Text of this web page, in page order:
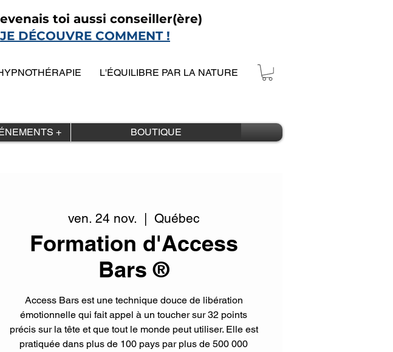
toi aussi conseiller(ère)
JE DÉCOUVRE COMMENT !
L'ÉQUILIBRE PAR LA NATURE
+ BOUTIQUE
ven. 24 nov.
  |
Québec
Formation d'Access
Bars ®
Access Bars est une technique douce de libération
émotionnelle qui fait appel à un toucher sur 32 points
précis sur la tête et que tout le monde peut utiliser. Elle est
pratiquée dans plus de 100 pays par plus de 500 000